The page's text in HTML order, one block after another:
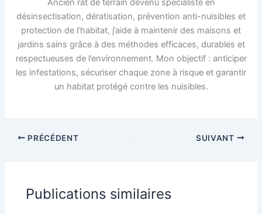
Ancien rat de terrain devenu spécialiste en
désinsectisation, dératisation, prévention anti-nuisibles et
protection de l’habitat, j’aide à maintenir des maisons et
jardins sains grâce à des méthodes efficaces, durables et
respectueuses de l’environnement. Mon objectif : anticiper
les infestations, sécuriser chaque zone à risque et garantir
un habitat protégé contre les nuisibles.
PRÉCÉDENT SUIVANT
Publications similaires